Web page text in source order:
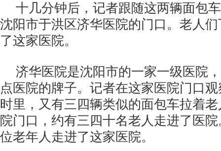
十几分钟后，记者跟随这两辆面包
沈阳市于洪区济华医院的门口。老人
了这家医院。
济华医院是沈阳市的一家一级医院
点医院的牌子。记者在这家医院门口
时里，又有三四辆类似的面包车拉着
院门口，约有三四十名老人走进了医
位老年人走进了这家医院。